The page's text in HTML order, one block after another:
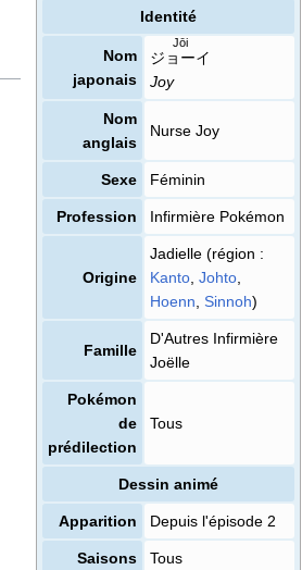
Identité
Nom
japonais
ジョーイ
Jōi
Joy
Nom
anglais
Nurse Joy
Sexe Féminin
Profession Infirmière Pokémon
Origine
Jadielle (région :
Kanto Johto
Hoenn Sinnoh)
Famille
D'Autres Infirmière
Joëlle
Pokémon
de
prédilection
Tous
Dessin animé
Apparition Depuis l'épisode 2
Saisons Tous